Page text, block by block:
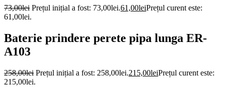
73,00lei Prețul inițial a fost: 73,00lei.61,00leiPrețul curent este:
61,00lei.
Baterie prindere perete pipa lunga ER-
A103
258,00lei Prețul inițial a fost: 258,00lei.215,00leiPrețul curent este:
215,00lei.